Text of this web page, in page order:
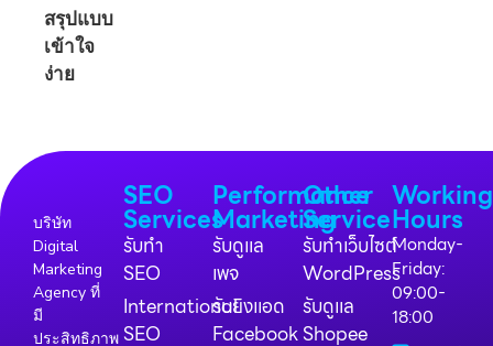
บริษัท
Digital
Marketing
Agency ที่
มี
ประสิทธิภาพ
SEO
Services
รับทำ
SEO
International
SEO
Performance
Marketing
รับดูแล
เพจ
รับยิงแอด
Facebook
Other
Service
รับทำเว็บไซต์
WordPress
รับดูแล
Shopee
Working
Hours
Monday-
Friday:
09:00-
18:00